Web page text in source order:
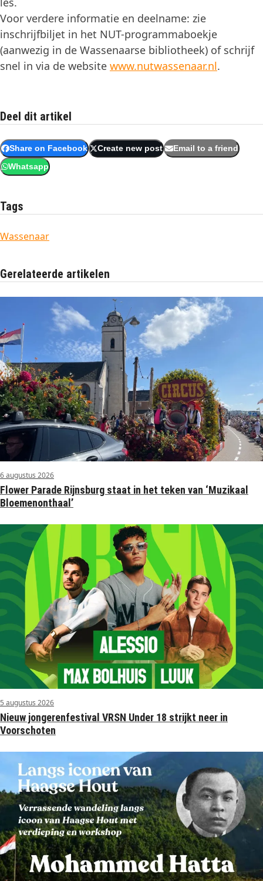
Voor verdere informatie en deelname: zie
inschrijfbiljet in het NUT-programmaboekje
(aanwezig in de Wassenaarse bibliotheek) of schrijf
snel in via de website www.nutwassenaar.nl.
Deel dit artikel
Share on Facebook Create new post Email to a friend
Whatsapp
Tags
Wassenaar
Gerelateerde artikelen
6 augustus 2026
Flower Parade Rijnsburg staat in het teken van ‘Muzikaal
Bloemenonthaal’
5 augustus 2026
Nieuw jongerenfestival VRSN Under 18 strijkt neer in
Voorschoten